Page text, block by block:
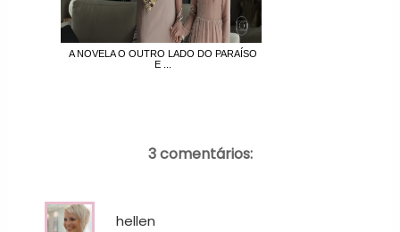
A NOVELA O OUTRO LADO DO PARAÍSO
E ...
3 comentários:
hellen